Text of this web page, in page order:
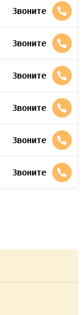
Звоните
Звоните
Звоните
Звоните
Звоните
Звоните